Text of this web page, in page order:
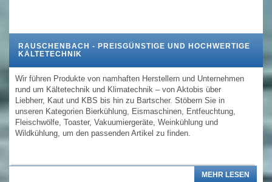
RAUSCHENBACH - PREISGÜNSTIGE UND HOCHWERTIGE
KÄLTETECHNIK
Wir führen Produkte von namhaften Herstellern und Unternehmen
rund um Kältetechnik und Klimatechnik – von Aktobis über
Liebherr, Kaut und KBS bis hin zu Bartscher. Stöbern Sie in
unseren Kategorien Bierkühlung, Eismaschinen, Entfeuchtung,
Fleischwölfe, Toaster, Vakuumiergeräte, Weinkühlung und
Wildkühlung, um den passenden Artikel zu finden.
MEHR LESEN